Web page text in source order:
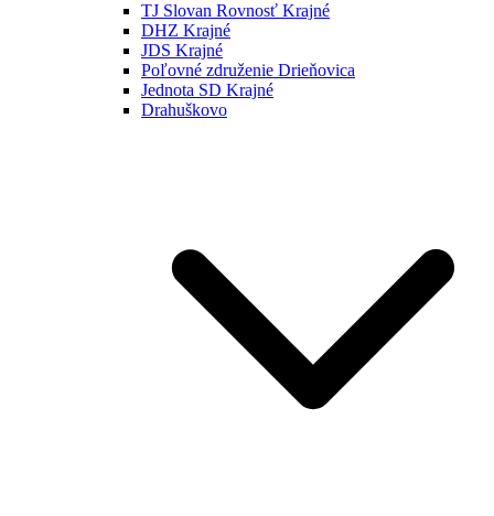
TJ Slovan Rovnosť Krajné
DHZ Krajné
JDS Krajné
Poľovné združenie Drieňovica
Jednota SD Krajné
Drahuškovo